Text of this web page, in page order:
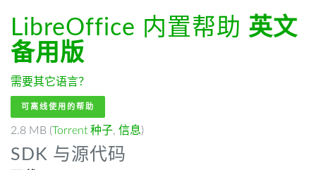
LibreOffice 内置帮助 英文
备用版
需要其它语言？
可离线使用的帮助
2.8 MB (Torrent 种子, 信息)
SDK 与源代码